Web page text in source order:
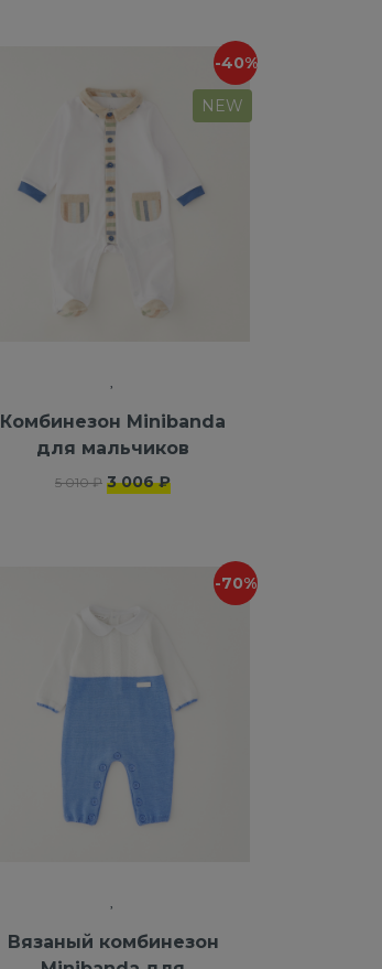
-40%
NEW
Комбинезон Minibanda
для мальчиков
5 010 ₽ 3 006 ₽
-70%
Вязаный комбинезон